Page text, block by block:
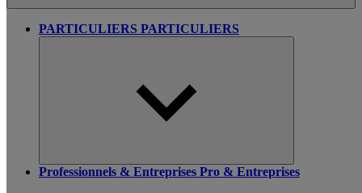
PARTICULIERS PARTICULIERS
Professionnels & Entreprises Pro & Entreprises